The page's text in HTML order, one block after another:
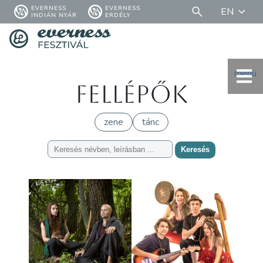
EVERNESS
INDIÁN NYÁR
EVERNESS
ERDÉLY
EN
menü
Fellépők
zene tánc
Keresés